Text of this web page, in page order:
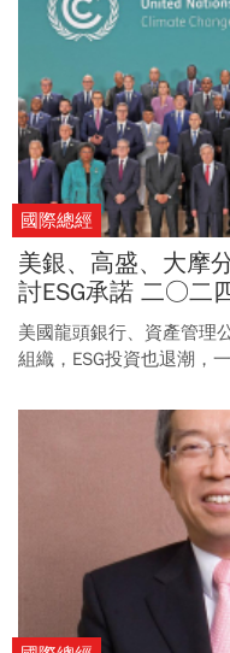
國際總經
美銀、高盛、大摩
討ESG承諾 二○二
美國龍頭銀行、資產管理
組織，ESG投資也退潮，